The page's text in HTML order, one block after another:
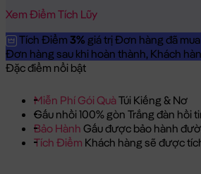
Xem Điểm Tích Lũy
Tích Điểm 3% giá trị Đơn hàng đã mua
Đơn hàng sau khi hoàn thành, Khách
Đặc điểm nổi bật
Miễn Phí Gói QuàTúi Kiếng & Nơ
Gấu nhồi 100% gòn Trắng đàn hồi
Bảo Hành Gấu được bảo hành
Tích Điểm Khách hàng sẽ được